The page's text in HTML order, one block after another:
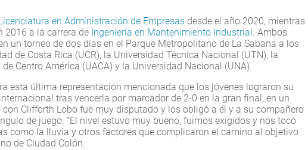
Licenciatura en Administración de Empresas desde el año 2020, mientras
2016 a la carrera de Ingeniería en Mantenimiento Industrial . Ambos
un torneo de dos días en el Parque Metropolitano de La Sabana a los
de Costa Rica (UCR), la Universidad Técnica Nacional (UTN), la
Centro América (UACA) y la Universidad Nacional (UNA).
esta última representación mencionada que los jóvenes lograron su
tras vencerla por marcador de 2-0 en la gran final, en un
con Clifforth Lobo fue muy disputado y los obligó a él y a su compañero
de juego. “El nivel estuvo muy bueno, fuimos exigidos y nos tocó
como la lluvia y otros factores que complicaron el camino al objetivo
de Ciudad Colón.